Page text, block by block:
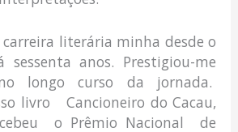
literária minha desde o
sessenta anos. Prestigiou-me
longo curso da jornada.
livro Cancioneiro do Cacau,
o Prêmio Nacional de